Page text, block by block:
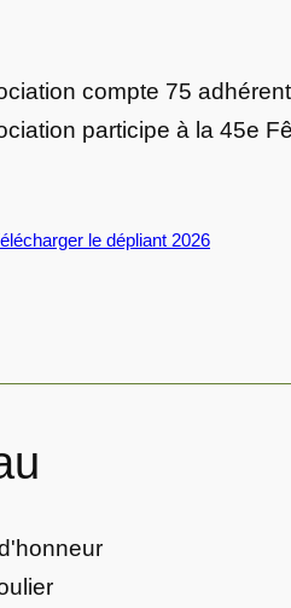
compte 75
participe à la 45e
le dépliant 2026